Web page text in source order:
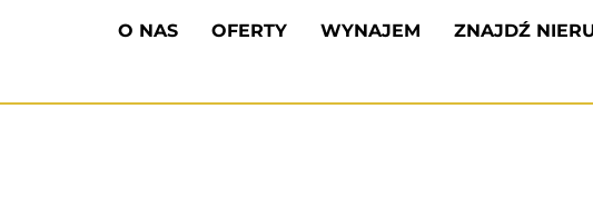
O NAS OFERTY WYNAJEM ZNAJDŹ